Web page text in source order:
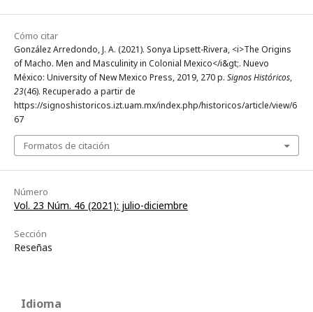
Cómo citar
González Arredondo, J. A. (2021). Sonya Lipsett-Rivera, <i>The Origins
of Macho. Men and Masculinity in Colonial Mexico</i&gt;. Nuevo
México: University of New Mexico Press, 2019, 270 p. Signos Históricos,
23(46). Recuperado a partir de
https://signoshistoricos.izt.uam.mx/index.php/historicos/article/view/6
67
Formatos de citación
Número
Vol. 23 Núm. 46 (2021): julio-diciembre
Sección
Reseñas
Idioma